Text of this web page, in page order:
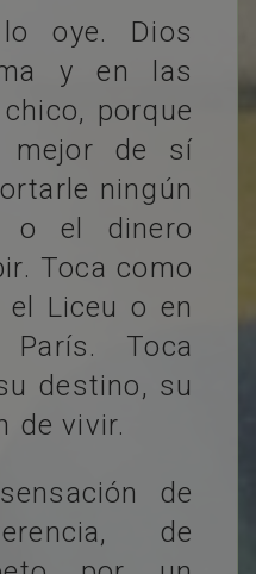
oye. Dios
y en las
porque
mejor de sí
ningún
o el dinero
Toca como
Liceu o en
Toca
destino, su
de vivir.
de
de